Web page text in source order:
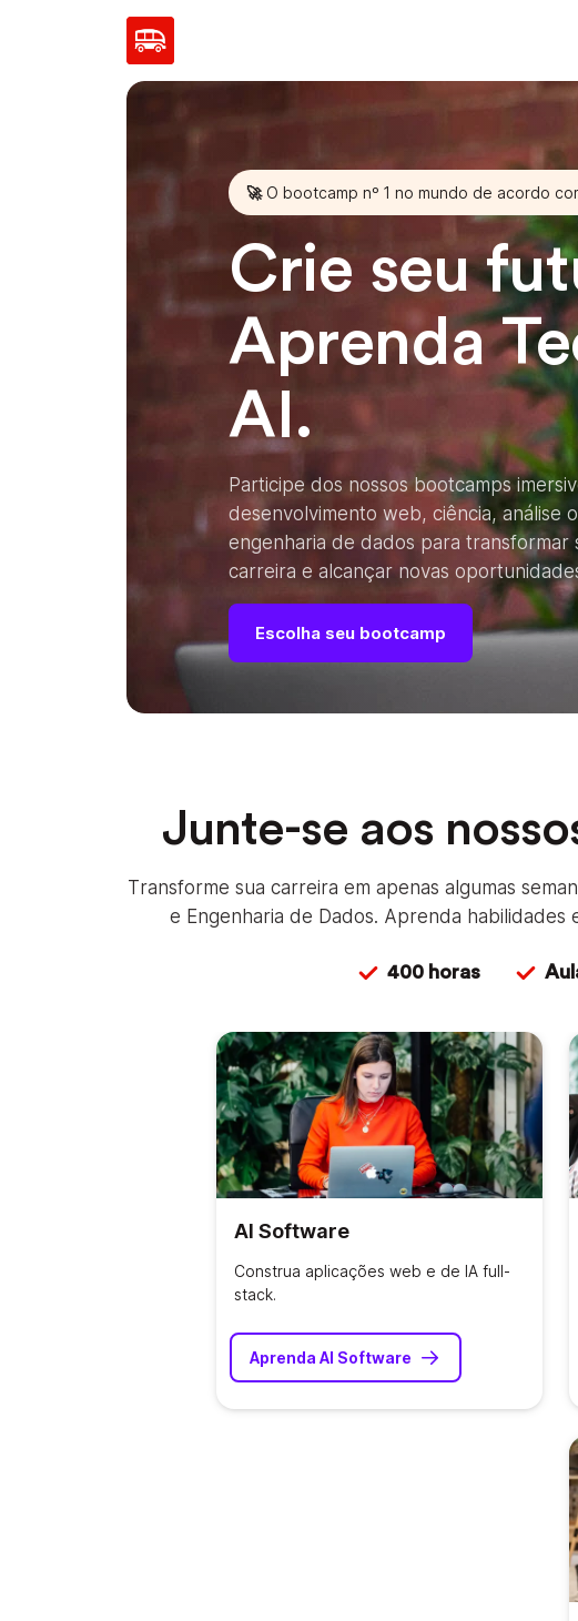
🚀 O bootcamp nº 1 no mundo de acordo
Crie seu
Aprenda
AI.
Participe dos nossos bootcamps
desenvolvimento web, ciência, análise
engenharia de dados para transformar
carreira e alcançar novas
Escolha seu bootcamp
Junte-se aos
Transforme sua carreira em apenas algumas
e Engenharia de Dados. Aprenda
400 horas
AI Software
Construa aplicações web e de IA full-
stack.
Aprenda AI Software